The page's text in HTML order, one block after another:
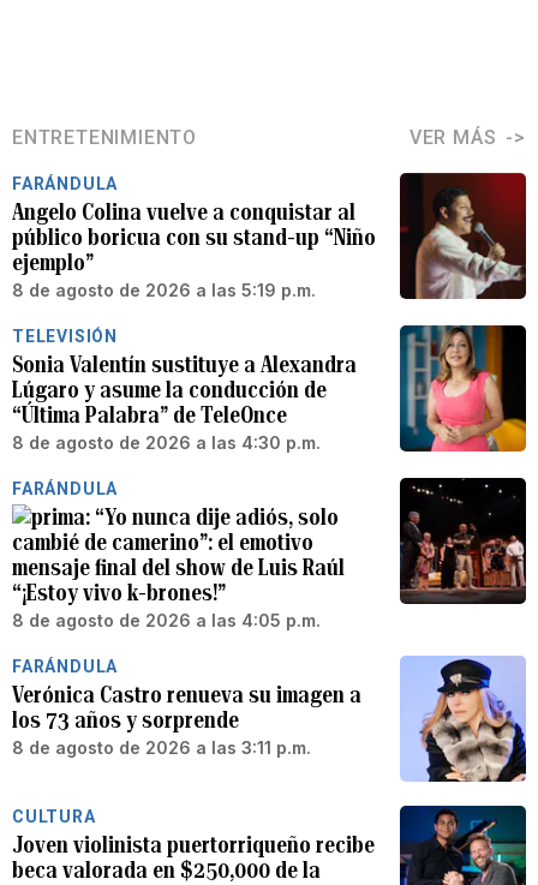
ENTRETENIMIENTO VER MÁS
FARÁNDULA
Angelo Colina vuelve a conquistar al
público boricua con su stand-up “Niño
ejemplo”
8 de agosto de 2026 a las 5:19 p.m.
TELEVISIÓN
Sonia Valentín sustituye a Alexandra
Lúgaro y asume la conducción de
“Última Palabra” de TeleOnce
8 de agosto de 2026 a las 4:30 p.m.
FARÁNDULA
“Yo nunca dije adiós, solo
cambié de camerino”: el emotivo
mensaje final del show de Luis Raúl
“¡Estoy vivo k-brones!”
8 de agosto de 2026 a las 4:05 p.m.
FARÁNDULA
Verónica Castro renueva su imagen a
los 73 años y sorprende
8 de agosto de 2026 a las 3:11 p.m.
CULTURA
Joven violinista puertorriqueño recibe
beca valorada en $250,000 de la